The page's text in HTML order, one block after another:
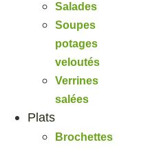
Salades
Soupes
potages
veloutés
Verrines
salées
Plats
Brochettes